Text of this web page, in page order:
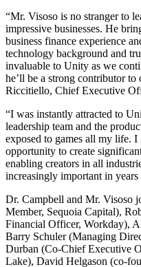
“Mr. Visoso is no stranger to
impressive businesses. He
business finance experience
technology background and
invaluable to Unity as we
he’ll be a strong contributor
Riccitiello, Chief Executive
“I was instantly attracted to
leadership team and the
exposed to games all my life.
opportunity to create
enabling creators in all
increasingly important in years
Dr. Campbell and Mr. Visoso
Member, Sequoia Capital),
Financial Officer, Workday),
Barry Schuler (Managing
Durban (Co-Chief Executive
Lake), David Helgason (co-